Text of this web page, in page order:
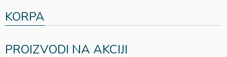
KORPA
PROIZVODI NA AKCIJI